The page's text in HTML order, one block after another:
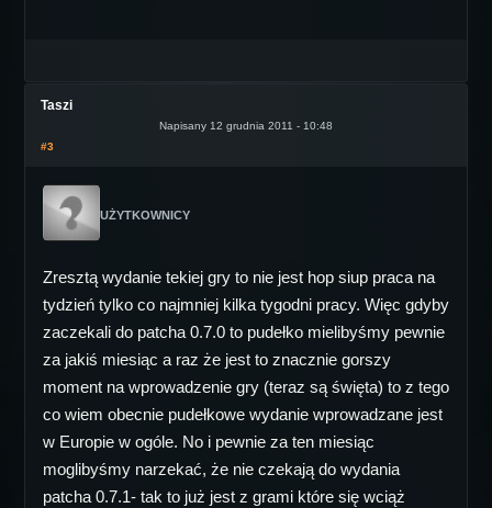
Taszi
Napisany 12 grudnia 2011 - 10:48
#3
UŻYTKOWNICY
Zresztą wydanie tekiej gry to nie jest hop siup praca na
tydzień tylko co najmniej kilka tygodni pracy. Więc gdyby
zaczekali do patcha 0.7.0 to pudełko mielibyśmy pewnie
za jakiś miesiąc a raz że jest to znacznie gorszy
moment na wprowadzenie gry (teraz są święta) to z tego
co wiem obecnie pudełkowe wydanie wprowadzane jest
w Europie w ogóle. No i pewnie za ten miesiąc
moglibyśmy narzekać, że nie czekają do wydania
patcha 0.7.1- tak to już jest z grami które się wciąż